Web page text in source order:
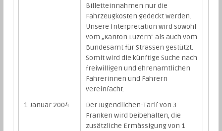
Billetteinnahmen nur die
Fahrzeugkosten gedeckt werden.
Unsere Interpretation wird sowohl
vom „Kanton Luzern“ als auch vom
Bundesamt für Strassen gestützt.
Somit wird die künftige Suche nach
freiwilligen und ehrenamtlichen
Fahrerinnen und Fahrern
vereinfacht.
1. Januar 2004
Der Jugendlichen-Tarif von 3
Franken wird beibehalten, die
zusätzliche Ermässigung von 1